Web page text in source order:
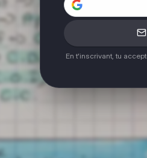
En t'inscrivant, tu